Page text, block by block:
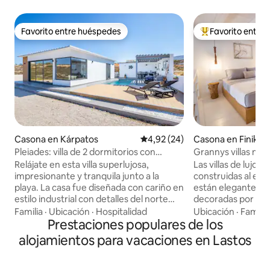
Favorito entre huéspedes
Favorito entre huéspedes
Casona en Kárpatos Calificación promedio: 4,92 de
4,92 (24)
Pleiades: villa de 2 dormitorios con
piscina sobre el mar
Relájate en esta villa superlujosa,
impresionante y tranquila junto a la
playa. La casa fue diseñada con cariño en
estilo industrial con detalles del norte
para una sensación lujosa y encantadora.
Disfruta de las vistas al mar y a las
montañas desde la piscina, el jardín y el
parque infantil. La casa se encuentra en
Familia · Ubicación · Hospitalidad
Favorito entre
Favorito entre
Casona en Finiki
Grannys villas n .º
Las villas de lujo
construidas al
están
decoradas por
cuenta con una
equipada,
como una
amueblada
Ubicación · Familia
Prestaciones populares de los
alojamientos para vacaciones en Lastos